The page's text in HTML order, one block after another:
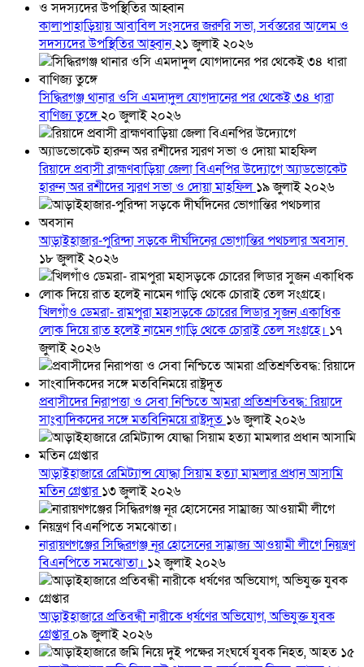
কালাপাহাড়িয়ায় আবাবিল সংসদের জরুরি সভা, সর্বস্তরের আলেম ও
সদস্যদের উপস্থিতির আহ্বান২১ জুলাই ২০২৬
সিদ্ধিরগঞ্জ থানার ওসি এমদাদুল যোগদানের পর থেকেই ৩৪ ধারা
বাণিজ্য তুঙ্গে২০ জুলাই ২০২৬
রিয়াদে প্রবাসী ব্রাহ্মণবাড়িয়া জেলা বিএনপির উদ্যোগে অ্যাডভোকেট
হারুন অর রশীদের স্মরণ সভা ও দোয়া মাহফিল ১৯ জুলাই ২০২৬
আড়াইহাজার-পুরিন্দা সড়কে দীর্ঘদিনের ভোগান্তির পথচলার অবসান
১৮ জুলাই ২০২৬
খিলগাঁও ডেমরা- রামপুরা মহাসড়কে চোরের লিডার সুজন একাধিক
লোক দিয়ে রাত হলেই নামেন গাড়ি থেকে চোরাই তেল সংগ্রহে। ১৭
জুলাই ২০২৬
প্রবাসীদের নিরাপত্তা ও সেবা নিশ্চিতে আমরা প্রতিশ্রুতিবদ্ধ: রিয়াদে
সাংবাদিকদের সঙ্গে মতবিনিময়ে রাষ্ট্রদূত ১৬ জুলাই ২০২৬
আড়াইহাজারে রেমিট্যান্স যোদ্ধা সিয়াম হত্যা মামলার প্রধান আসামি
মতিন গ্রেপ্তার১৩ জুলাই ২০২৬
নারায়ণগঞ্জের সিদ্ধিরগঞ্জ নূর হোসেনের সাম্রাজ্য আওয়ামী লীগে নিয়ন্ত্রণ
বিএনপিতে সমঝোতা। ১২ জুলাই ২০২৬
আড়াইহাজারে প্রতিবন্ধী নারীকে ধর্ষণের অভিযোগ, অভিযুক্ত যুবক
গ্রেপ্তার০৯ জুলাই ২০২৬